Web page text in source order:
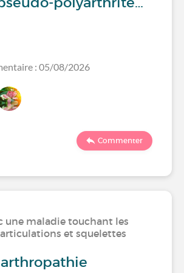
: 05/08/2026
Commenter
une maladie touchant les
et squelettes